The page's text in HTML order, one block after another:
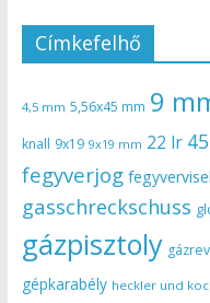
Címkefelhő
4,5 mm 5,56x45 mm 9
knall 9x19 9x19 mm 22 lr
fegyverjog
gasschreckschuss
gázpisztoly
gépkarabély heckler und